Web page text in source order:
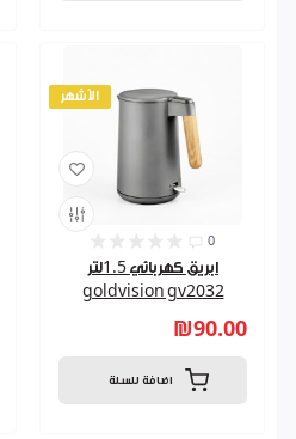
الأشهر
0
ابريق كهربائي 1.5لتر
goldvision gv2032
₪90.00
اضافة للسلة